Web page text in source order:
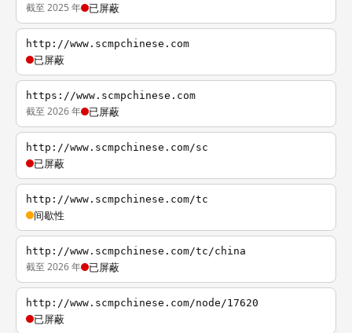
截至 2025 年 已屏蔽
http://www.scmpchinese.com
已屏蔽
https://www.scmpchinese.com
截至 2026 年 已屏蔽
http://www.scmpchinese.com/sc
已屏蔽
http://www.scmpchinese.com/tc
间歇性
http://www.scmpchinese.com/tc/china
截至 2026 年 已屏蔽
http://www.scmpchinese.com/node/17620
已屏蔽